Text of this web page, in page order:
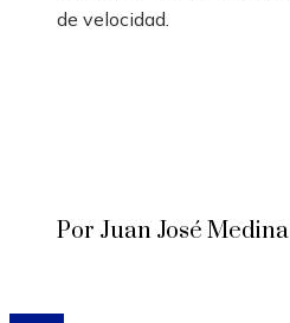
de velocidad.
Por Juan José Medina